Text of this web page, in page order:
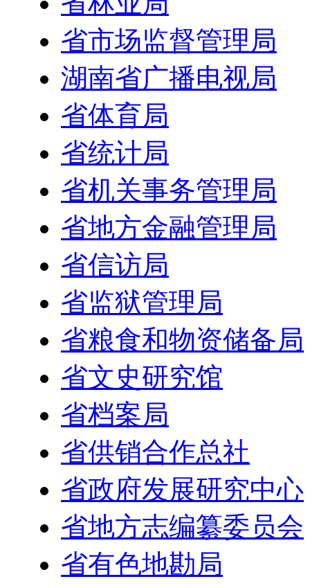
省市场监督管理局
湖南省广播电视局
省体育局
省统计局
省机关事务管理局
省地方金融管理局
省信访局
省监狱管理局
省粮食和物资储备局
省文史研究馆
省档案局
省供销合作总社
省政府发展研究中心
省地方志编纂委员会
省有色地勘局